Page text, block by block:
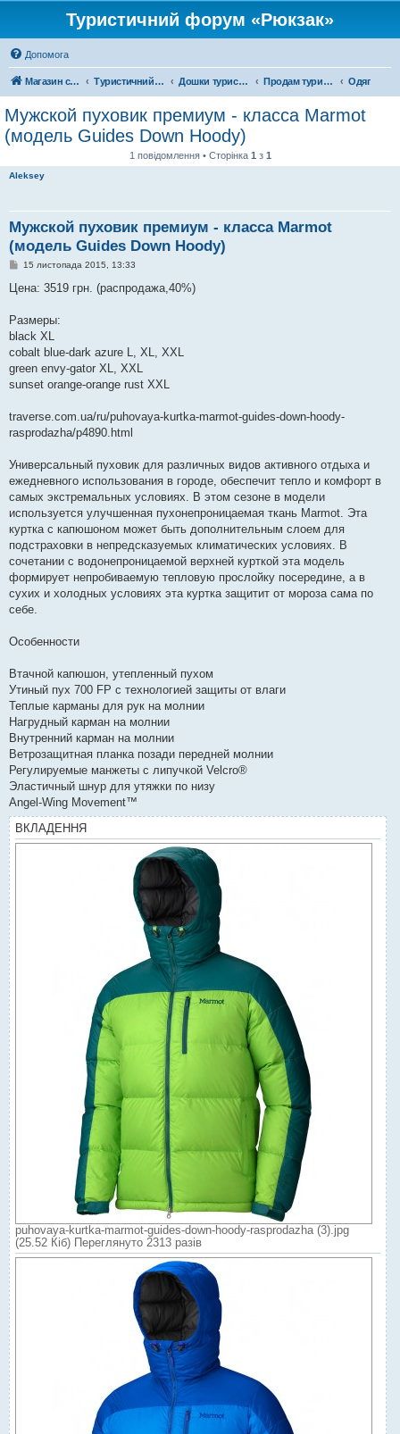
Туристичний форум «Рюкзак»
Допомога
Магазин спорядження Туристичний форум «Рюкзак» Дошки туристичних оголошень Продам туристичне спорядження Одяг
Мужской пуховик премиум - класса Marmot
(модель Guides Down Hoody)
1 повідомлення • Сторінка 1 з 1
Aleksey
Мужской пуховик премиум - класса Marmot
(модель Guides Down Hoody)
П
в
о
л
е
н
я
15 листопада 2015, 13:33
Цена: 3519 грн. (распродажа,40%)
Размеры:
black XL
cobalt blue-dark azure L, XL, XXL
green envy-gator XL, XXL
sunset orange-orange rust XXL
traverse.com.ua/ru/puhovaya-kurtka-marmot-guides-down-hoody-
rasprodazha/p4890.html
Универсальный пуховик для различных видов активного отдыха и
ежедневного использования в городе, обеспечит тепло и комфорт в
самых экстремальных условиях. В этом сезоне в модели
используется улучшенная пухонепроницаемая ткань Marmot. Эта
куртка с капюшоном может быть дополнительным слоем для
подстраховки в непредсказуемых климатических условиях. В
сочетании с водонепроницаемой верхней курткой эта модель
формирует непробиваемую тепловую прослойку посередине, а в
сухих и холодных условиях эта куртка защитит от мороза сама по
себе.
Особенности
Втачной капюшон, утепленный пухом
Утиный пух 700 FP с технологией защиты от влаги
Теплые карманы для рук на молнии
Нагрудный карман на молнии
Внутренний карман на молнии
Ветрозащитная планка позади передней молнии
Регулируемые манжеты с липучкой Velcro®
Эластичный шнур для утяжки по низу
Angel-Wing Movement™
ВКЛАДЕННЯ
puhovaya-kurtka-marmot-guides-down-hoody-rasprodazha (3).jpg
(25.52 Кіб) Переглянуто 2313 разів